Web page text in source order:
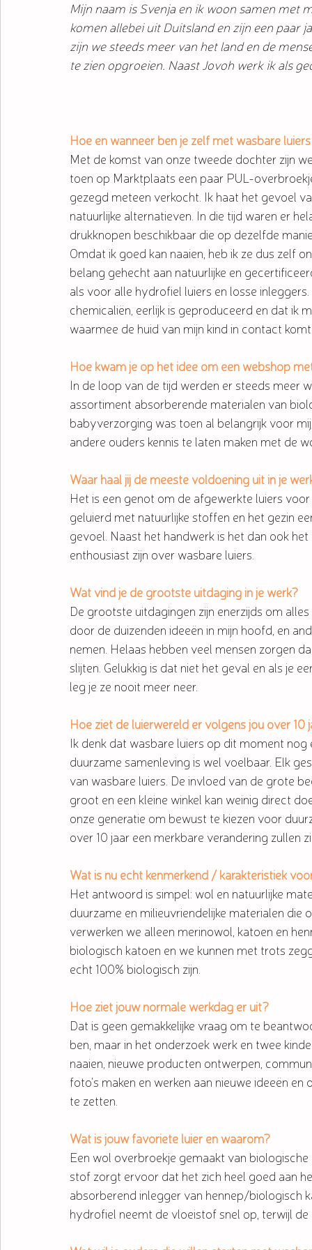
Mijn naam is Svenja en ik woon samen met
komen allebei uit Duitsland en zijn een paar
zijn we steeds meer van het land en de
te zien opgroeien. Naast Jovoh werk ik als
Hoe en wanneer ben je zelf met wasbare
Met de komst van onze tweede dochter zijn
toen op Marktplaats een paar PUL-
gezegd meteen verkocht. Ik haat het gevoel
natuurlijke alternatieven. In die tijd waren er
drukknopen beschikbaar die op dezelfde
Omdat ik goed kan naaien, heb ik ze dus zelf
belang gehecht aan natuurlijke en
als voor alle hydrofiel luiers en losse
chemicaliën, eerlijk is geproduceerd en dat ik
waarmee de huid van mijn kind in contact
Hoe kwam je op het idee om een webshop
In de loop van de tijd werden er steeds meer
assortiment absorberende materialen van
babyverzorging was toen al belangrijk voor
andere ouders kennis te laten maken met de
Waar haal jij de meeste voldoening uit in je
Het is een genot om de afgewerkte luiers
geluierd met natuurlijke stoffen en het gezin
gevoel. Naast het handwerk is het dan ook
enthousiast zijn over wasbare luiers.
Wat vind je de grootste uitdaging in je werk?
De grootste uitdagingen zijn enerzijds om
door de duizenden ideeën in mijn hoofd, en
nemen. Helaas hebben veel mensen zorgen
slijten. Gelukkig is dat niet het geval en als je
leg je ze nooit meer neer.
Hoe ziet de luierwereld er volgens jou over 10
Ik denk dat wasbare luiers op dit moment
duurzame samenleving is wel voelbaar. Elk
van wasbare luiers. De invloed van de grote
groot en een kleine winkel kan weinig direct
onze generatie om bewust te kiezen voor
over 10 jaar een merkbare verandering zullen
Wat is nu echt kenmerkend / karakteristiek
Het antwoord is simpel: wol en natuurlijke
duurzame en milieuvriendelijke materialen
verwerken we alleen merinowol, katoen en
biologisch katoen en we kunnen met trots
echt 100% biologisch zijn.
Hoe ziet jouw normale werkdag er uit?
Dat is geen gemakkelijke vraag om te
ben, maar in het onderzoek werk en twee
naaien, nieuwe producten ontwerpen,
foto's maken en werken aan nieuwe ideeën
te zetten.
Wat is jouw favoriete luier en waarom?
Een wol overbroekje gemaakt van
stof zorgt ervoor dat het zich heel goed aan
absorberend inlegger van hennep/biologisch
hydrofiel neemt de vloeistof snel op, terwijl